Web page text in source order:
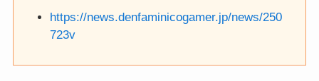
https://news.denfaminicogamer.jp/news/250
723v